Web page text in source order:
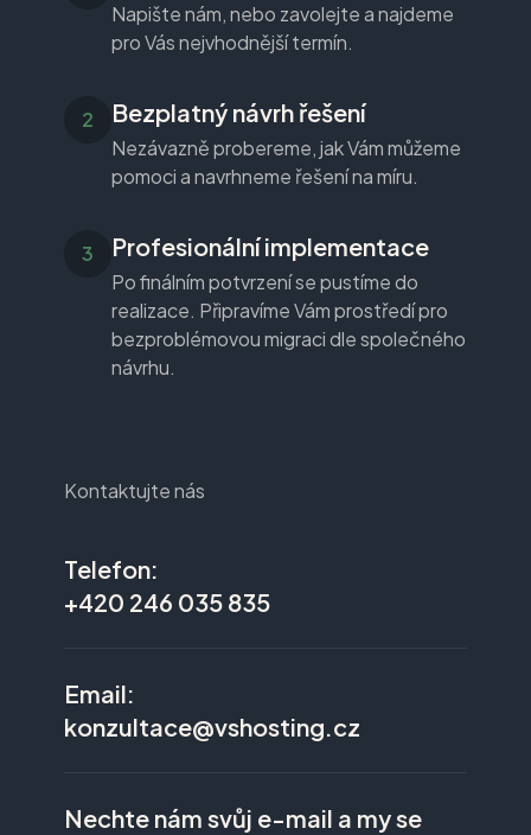
Napište nám, nebo zavolejte a najdeme
pro Vás nejvhodnější termín.
Bezplatný návrh řešení
Nezávazně probereme, jak Vám můžeme
pomoci a navrhneme řešení na míru.
Profesionální implementace
Po finálním potvrzení se pustíme do
realizace. Připravíme Vám prostředí pro
bezproblémovou migraci dle společného
návrhu.
Kontaktujte nás
Telefon:
+420 246 035 835
Email:
konzultace@vshosting.cz
Nechte nám svůj e-mail a my se